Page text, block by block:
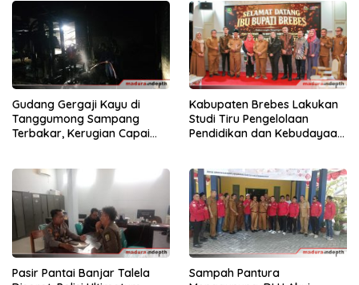
Gudang Gergaji Kayu di
Tanggumong Sampang
Terbakar, Kerugian Capai
Kabupaten Brebes Lakukan
Studi Tiru Pengelolaan
Pendidikan dan Kebudayaan
Pasir Pantai Banjar Talela
Sampah Pantura